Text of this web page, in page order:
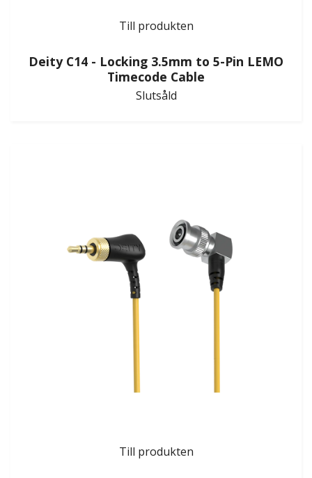
Till produkten
Deity C14 - Locking 3.5mm to 5-Pin LEMO
Timecode Cable
Slutsåld
Till produkten